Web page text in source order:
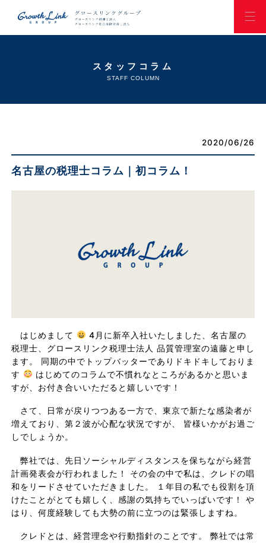
スタッフコラム
STAFF COLUMN
2020/06/26
名古屋の税理士コラム｜初コラム！
はじめまして
4月に新卒入社いたしました、名古屋の
税理士、グロースリンク税理士法人 品質管理室の遠藤と申し
ます。 同期の中でトップバッターでありドキドキしておりま
す
はじめてのコラムで不慣れなところがあるかと思いま
すが、お付き合いいただると嬉しいです！
さて、日常が戻りつつある一方で、東京で新たな感染者が
増えており、第２波が心配な状況ですが、 皆様いかがお過ご
しでしょうか。
弊社では、先日ソーシャルディスタンスを保ちながら経営
計画発表会が行われました！ その会の中で私は、クレドの唱
和をリードさせていただきました。 １年目の私でも役割を頂
けたことがとても嬉しく、感謝の気持ちでいっぱいです！ や
はり、何度経験しても大勢の前に立つのは緊張しますね。
クレドとは、経営理念や行動指針のことです。 弊社では常